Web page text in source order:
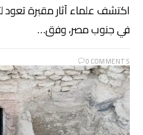
اكتشف علماء آثار مقبرة تعود
في جنوب مصر، وفق…
0 COMMENTS